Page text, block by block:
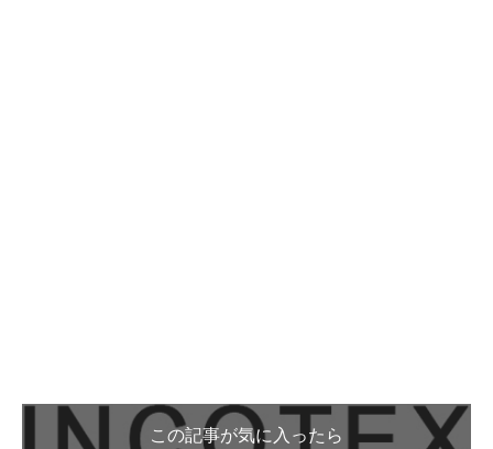
この記事が気に入ったら